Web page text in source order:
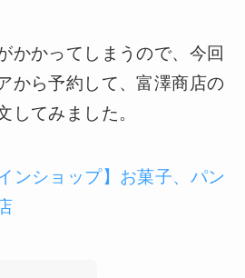
かかってしまうので、今回
から予約して、富澤商店の
してみました。
ンショップ】お菓子、パン